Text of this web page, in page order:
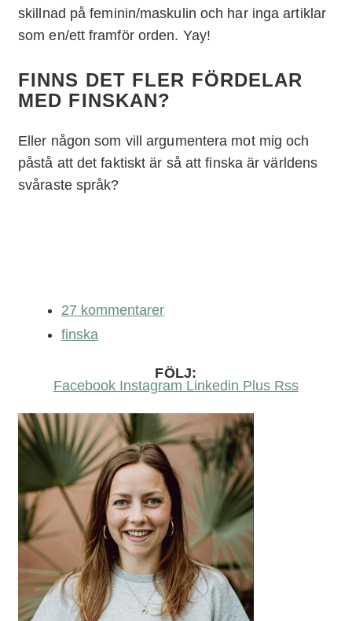
skillnad på feminin/maskulin och har inga artiklar
som en/ett framför orden. Yay!
FINNS DET FLER FÖRDELAR
MED FINSKAN?
Eller någon som vill argumentera mot mig och
påstå att det faktiskt är så att finska är världens
svåraste språk?
27 kommentarer
finska
FÖLJ:
Facebook Instagram Linkedin Plus Rss